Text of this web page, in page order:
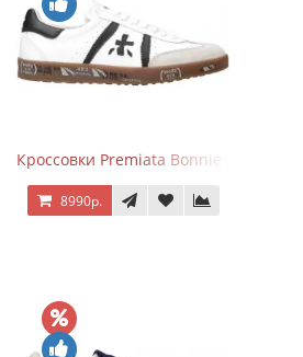
Кроссовки Premiata Bonnie Black White
8990р.